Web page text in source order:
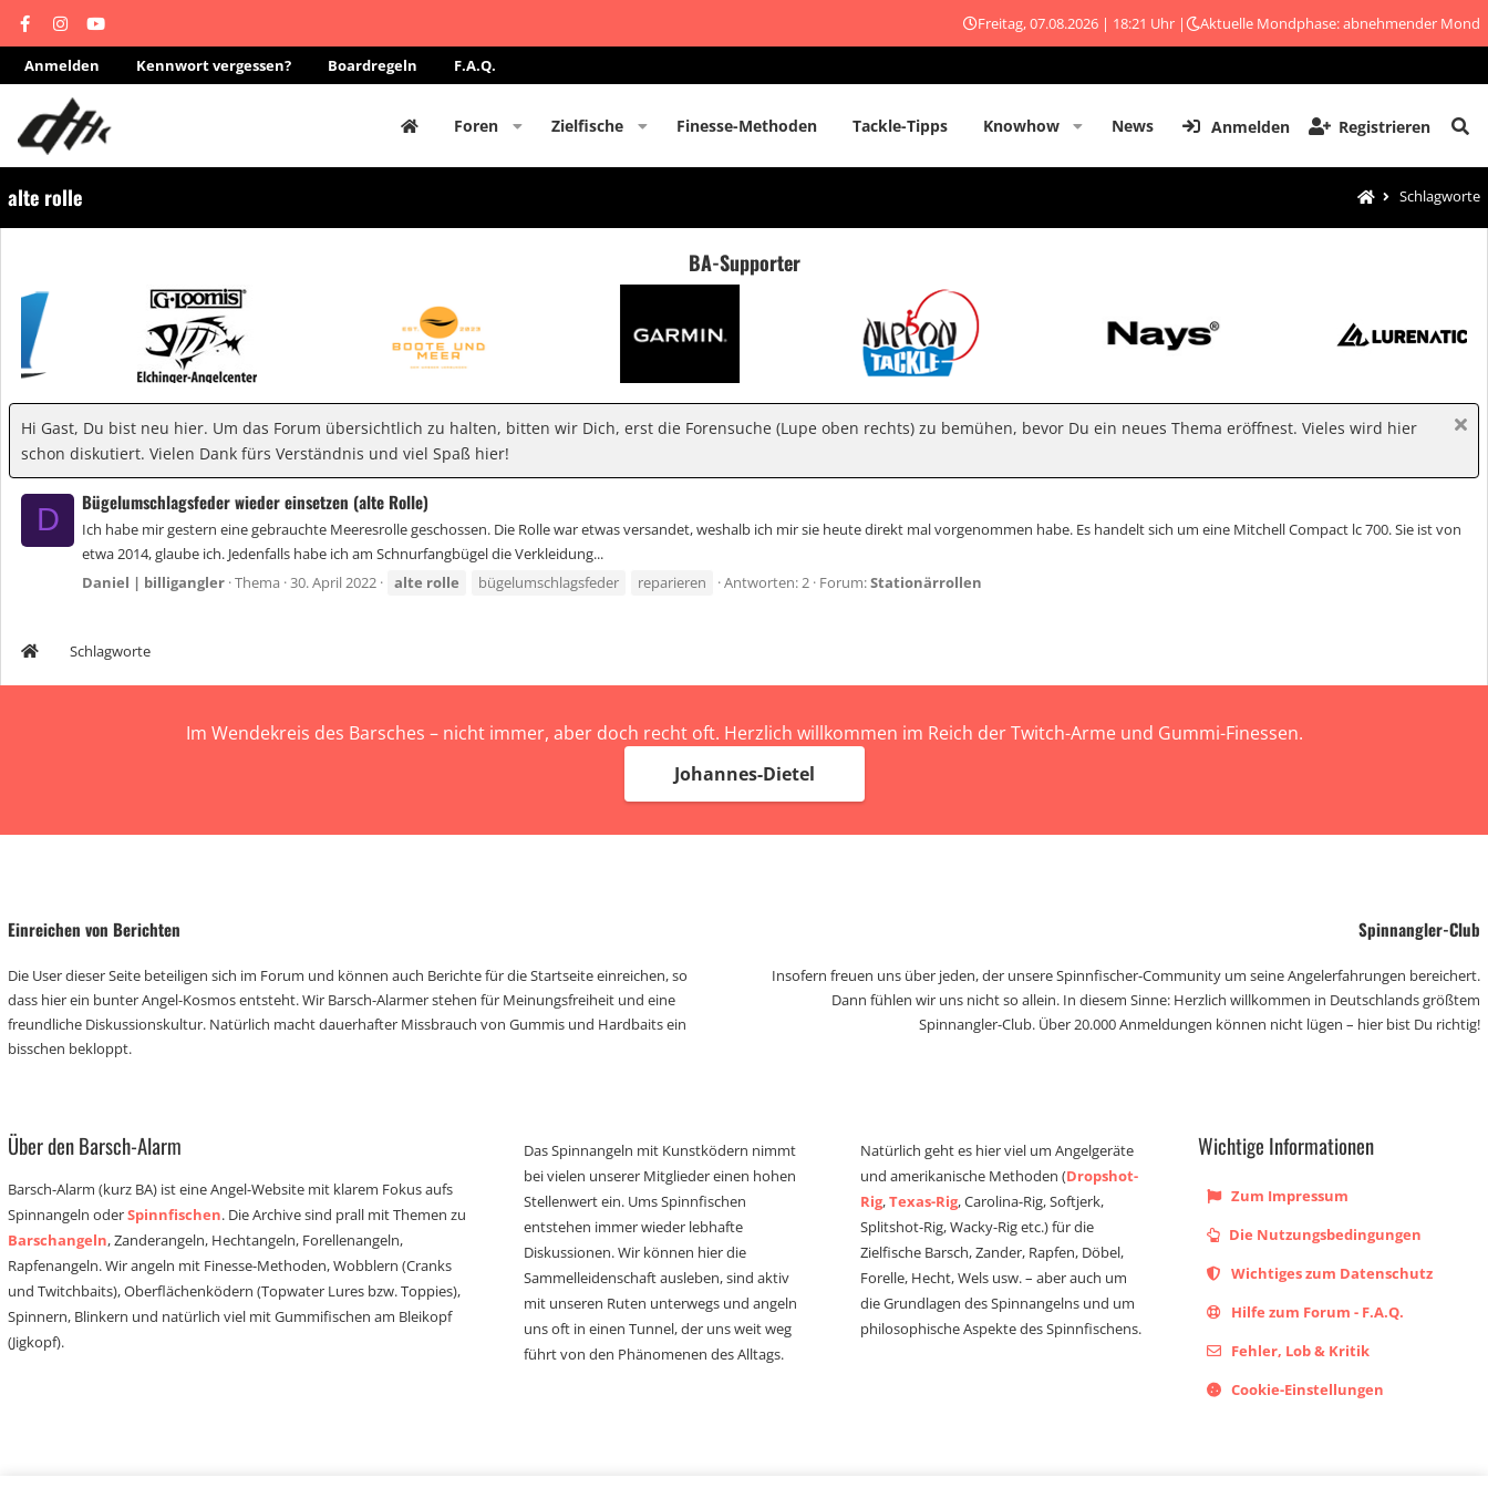
Freitag, 07.08.2026 | 18:21 Uhr | Aktuelle Mondphase: abnehmender Mond
Anmelden Kennwort vergessen? Boardregeln F.A.Q.
Foren Zielfische Finesse-Methoden Tackle-Tipps Knowhow News Anmelden Registrieren
alte rolle Schlagworte
BA-Supporter
Hi Gast, Du bist neu hier. Um das Forum übersichtlich zu halten, bitten wir Dich, erst die Forensuche (Lupe oben rechts) zu bemühen, bevor Du ein neues Thema eröffnest. Vieles wird hier
schon diskutiert. Vielen Dank fürs Verständnis und viel Spaß hier!
D
Bügelumschlagsfeder wieder einsetzen (alte Rolle)
Ich habe mir gestern eine gebrauchte Meeresrolle geschossen. Die Rolle war etwas versandet, weshalb ich mir sie heute direkt mal vorgenommen habe. Es handelt sich um eine Mitchell Compact lc 700. Sie ist von
etwa 2014, glaube ich. Jedenfalls habe ich am Schnurfangbügel die Verkleidung...
Daniel | billigangler Thema 30. April 2022 alte rolle bügelumschlagsfeder reparieren Antworten: 2 Forum:Stationärrollen
Schlagworte
Im Wendekreis des Barsches – nicht immer, aber doch recht oft. Herzlich willkommen im Reich der Twitch-Arme und Gummi-Finessen.
Johannes-Dietel
Einreichen von Berichten
Die User dieser Seite beteiligen sich im Forum und können auch Berichte für die Startseite einreichen, so
dass hier ein bunter Angel-Kosmos entsteht. Wir Barsch-Alarmer stehen für Meinungsfreiheit und eine
freundliche Diskussionskultur. Natürlich macht dauerhafter Missbrauch von Gummis und Hardbaits ein
bisschen bekloppt.
Spinnangler-Club
Insofern freuen uns über jeden, der unsere Spinnfischer-Community um seine Angelerfahrungen bereichert.
Dann fühlen wir uns nicht so allein. In diesem Sinne: Herzlich willkommen in Deutschlands größtem
Spinnangler-Club. Über 20.000 Anmeldungen können nicht lügen – hier bist Du richtig!
Über den Barsch-Alarm
Barsch-Alarm (kurz BA) ist eine Angel-Website mit klarem Fokus aufs
Spinnangeln oderSpinnfischen. Die Archive sind prall mit Themen zu
Barschangeln, Zanderangeln, Hechtangeln, Forellenangeln,
Rapfenangeln. Wir angeln mit Finesse-Methoden, Wobblern (Cranks
und Twitchbaits), Oberflächenködern (Topwater Lures bzw. Toppies),
Spinnern, Blinkern und natürlich viel mit Gummifischen am Bleikopf
(Jigkopf).
Das Spinnangeln mit Kunstködern nimmt
bei vielen unserer Mitglieder einen hohen
Stellenwert ein. Ums Spinnfischen
entstehen immer wieder lebhafte
Diskussionen. Wir können hier die
Sammelleidenschaft ausleben, sind aktiv
mit unseren Ruten unterwegs und angeln
uns oft in einen Tunnel, der uns weit weg
führt von den Phänomenen des Alltags.
Natürlich geht es hier viel um Angelgeräte
und amerikanische Methoden (Dropshot-
Rig,Texas-Rig, Carolina-Rig, Softjerk,
Splitshot-Rig, Wacky-Rig etc.) für die
Zielfische Barsch, Zander, Rapfen, Döbel,
Forelle, Hecht, Wels usw. – aber auch um
die Grundlagen des Spinnangelns und um
philosophische Aspekte des Spinnfischens.
Wichtige Informationen
Zum Impressum
Die Nutzungsbedingungen
Wichtiges zum Datenschutz
Hilfe zum Forum - F.A.Q.
Fehler, Lob & Kritik
Cookie-Einstellungen